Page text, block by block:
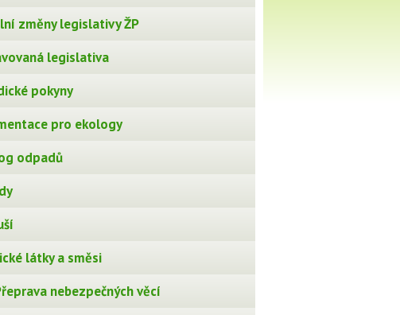
změny legislativy ŽP
legislativa
pokyny
pro ekology
odpadů
látky a směsi
nebezpečných věcí